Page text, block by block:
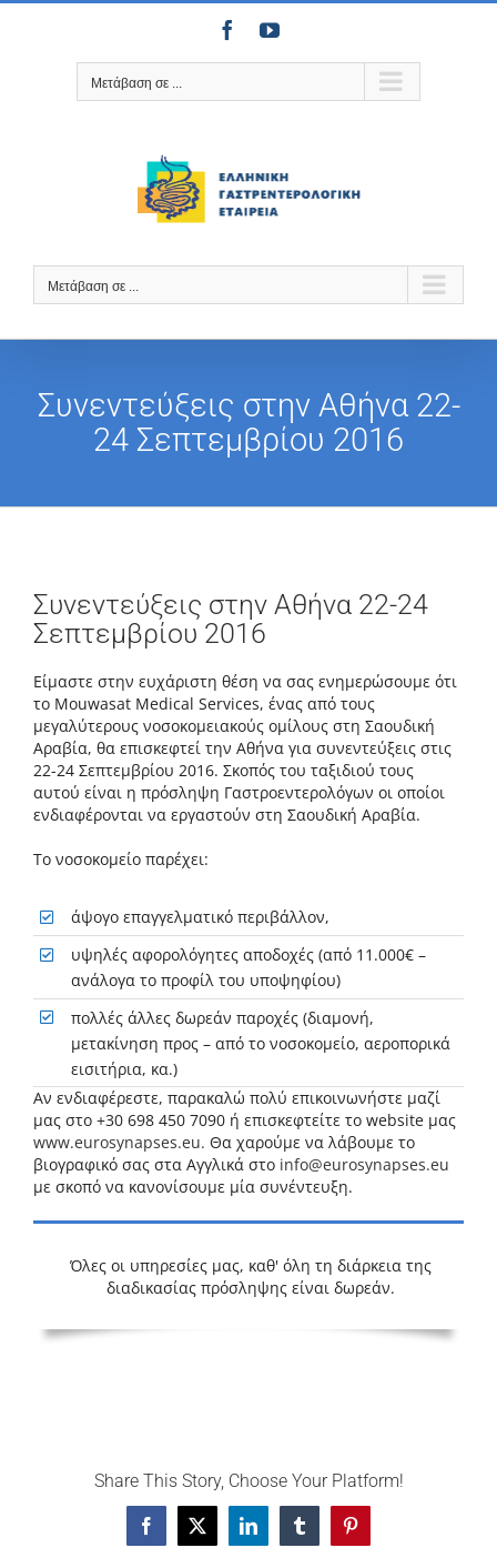
Μετάβαση
FacebookYouTube
Μετάβαση σε ...
Μετάβαση σε ...
Συνεντεύξεις στην Αθήνα 22-
24 Σεπτεμβρίου 2016
Συνεντεύξεις στην Αθήνα 22-24
Σεπτεμβρίου 2016
Είμαστε στην ευχάριστη θέση να σας ενημερώσουμε ότι
το Mouwasat Medical Services, ένας από τους
μεγαλύτερους νοσοκομειακούς ομίλους στη Σαουδική
Αραβία, θα επισκεφτεί την Αθήνα για συνεντεύξεις στις
22-24 Σεπτεμβρίου 2016. Σκοπός του ταξιδιού τους
αυτού είναι η πρόσληψη Γαστροεντερολόγων οι οποίοι
ενδιαφέρονται να εργαστούν στη Σαουδική Αραβία.
Το νοσοκομείο παρέχει:
άψογο επαγγελματικό περιβάλλον,
υψηλές αφορολόγητες αποδοχές (από 11.000€ –
ανάλογα το προφίλ του υποψηφίου)
πολλές άλλες δωρεάν παροχές (διαμονή,
μετακίνηση προς – από το νοσοκομείο, αεροπορικά
εισιτήρια, κα.)
Αν ενδιαφέρεστε, παρακαλώ πολύ επικοινωνήστε μαζί
μας στο +30 698 450 7090 ή επισκεφτείτε το website μας
www.eurosynapses.eu. Θα χαρούμε να λάβουμε το
βιογραφικό σας στα Αγγλικά στο info@eurosynapses.eu
με σκοπό να κανονίσουμε μία συνέντευξη.
Όλες οι υπηρεσίες μας, καθ' όλη τη διάρκεια της
διαδικασίας πρόσληψης είναι δωρεάν.
Share This Story, Choose Your Platform!
Facebook
X LinkedInTumblrPinterest